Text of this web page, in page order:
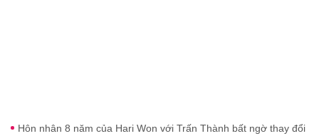
Hôn nhân 8 năm của Hari Won với Trấn Thành bất ngờ thay đổi